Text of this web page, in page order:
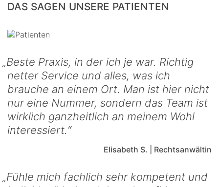
DAS SAGEN UNSERE PATIENTEN
Beste Praxis, in der ich je war. Richtig
netter Service und alles, was ich
brauche an einem Ort. Man ist hier nicht
nur eine Nummer, sondern das Team ist
wirklich ganzheitlich an meinem Wohl
interessiert.
Elisabeth S. | Rechtsanwältin
Fühle mich fachlich sehr kompetent und